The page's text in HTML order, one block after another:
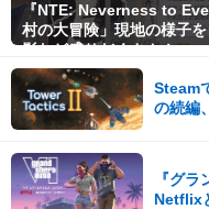
『NTE: Neverness to
村の大冒険」現地の様子
影など盛りだくさん！
Steam
の続編
『グ
Netflix